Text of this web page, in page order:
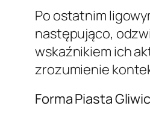
Po ostatnim
następująco,
wskaźnikiem ich
zrozumienie
Forma Piasta